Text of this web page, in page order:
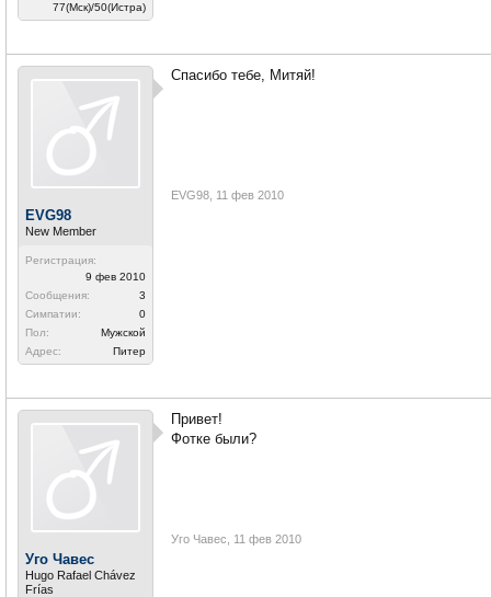
77(Мск)/50(Истра)
EVG98
New Member
Регистрация:
9 фев 2010
Сообщения:
3
Симпатии:
0
Пол:
Мужской
Адрес:
Питер
Спасибо тебе, Митяй!
EVG98 11 фев 2010
Уго Чавес
Hugo Rafael Chávez
Frías
Привет!
Фотке были?
Уго Чавес 11 фев 2010